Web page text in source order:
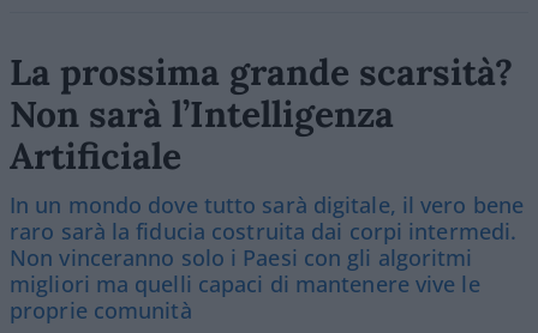
La prossima grande scarsità?
Non sarà l’Intelligenza
Artificiale
In un mondo dove tutto sarà digitale, il vero bene
raro sarà la fiducia costruita dai corpi intermedi.
Non vinceranno solo i Paesi con gli algoritmi
migliori ma quelli capaci di mantenere vive le
proprie comunità